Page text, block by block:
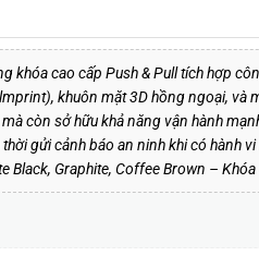
khóa cao cấp Push & Pull tích hợp
khuôn mặt 3D hồng ngoại,
còn sở hữu khả năng vận hành
gửi cảnh báo an ninh khi có hành
Black, Graphite, Coffee Brown –